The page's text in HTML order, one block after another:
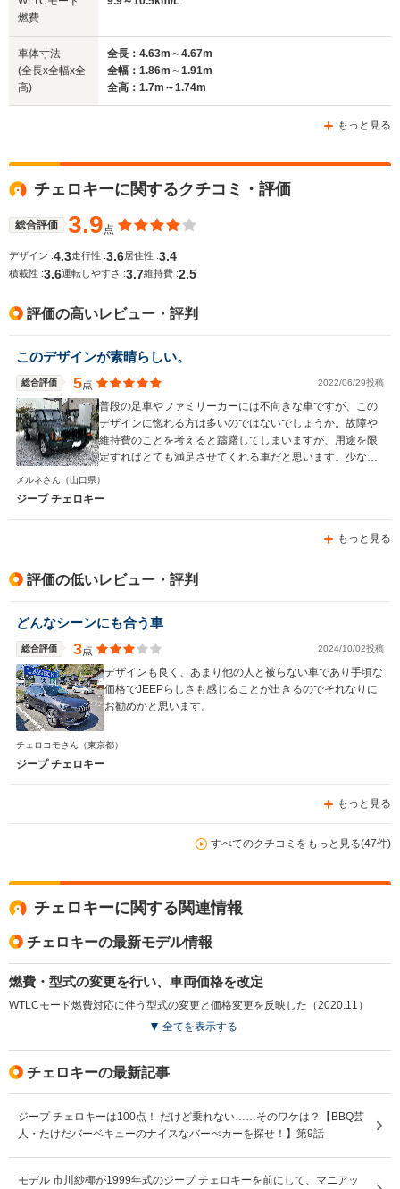
サイズ
(全長x全幅x全高)
WLTCモード
燃費
1.81m
7.8km/L
12.5km/L
14.6km/L
燃費
車体寸法
(全長x全幅x全
高)
全長：4.63m～4.67m
全幅：1.86m～1.91m
全高：1.7m～1.74m
もっと見る
チェロキーに関するクチコミ・評価
総合評価 3.9点
デザイン :4.3走行性 :3.6 居住性 :3.4
積載性 :3.6運転しやすさ :3.7維持費 :2.5
評価の高いレビュー・評判
このデザインが素晴らしい。
総合評価 5点 2022/06/29投稿
普段の足車やファミリーカーには不向きな車ですが、この
デザインに惚れる方は多いのではないでしょうか。故障や
維持費のことを考えると躊躇してしまいますが、用途を限
定すればとても満足させてくれる車だと思います。少なく
メルネさん （山口県）
ジープ チェロキー
もっと見る
評価の低いレビュー・評判
どんなシーンにも合う車
総合評価 3点 2024/10/02投稿
デザインも良く、あまり他の人と被らない車であり手頃な
価格でJEEPらしさも感じることが出きるのでそれなりに
お勧めかと思います。
チェロコモさん （東京都）
ジープ チェロキー
もっと見る
すべてのクチコミをもっと見る(47件)
チェロキーに関する関連情報
チェロキーの最新モデル情報
燃費・型式の変更を行い、車両価格を改定
WTLCモード燃費対応に伴う型式の変更と価格変更を反映した（2020.11）
全てを表示する
チェロキーの最新記事
ジープ チェロキーは100点！ だけど乗れない……そのワケは？【BBQ芸
人・たけだバーベキューのナイスなバーべカーを探せ！】第9話
モデル 市川紗椰が1999年式のジープ チェロキーを前にして、マニアッ